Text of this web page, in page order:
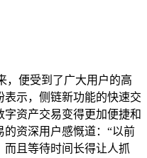
，便受到了广大用户的高
示，侧链新功能的快速交
资产交易变得更加便捷和
资深用户感慨道：“以前
且等待时间长得让人抓